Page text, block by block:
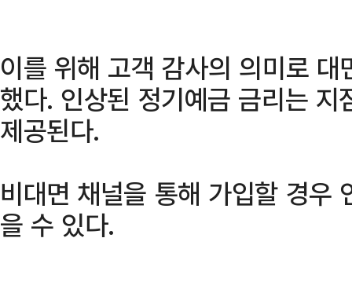
이를 위해 고객 감사의 의미로
했다. 인상된 정기예금 금리는
제공된다.
비대면 채널을 통해 가입할 경
을 수 있다.